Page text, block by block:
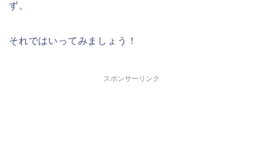
ず。
それではいってみましょう！
スポンサーリンク